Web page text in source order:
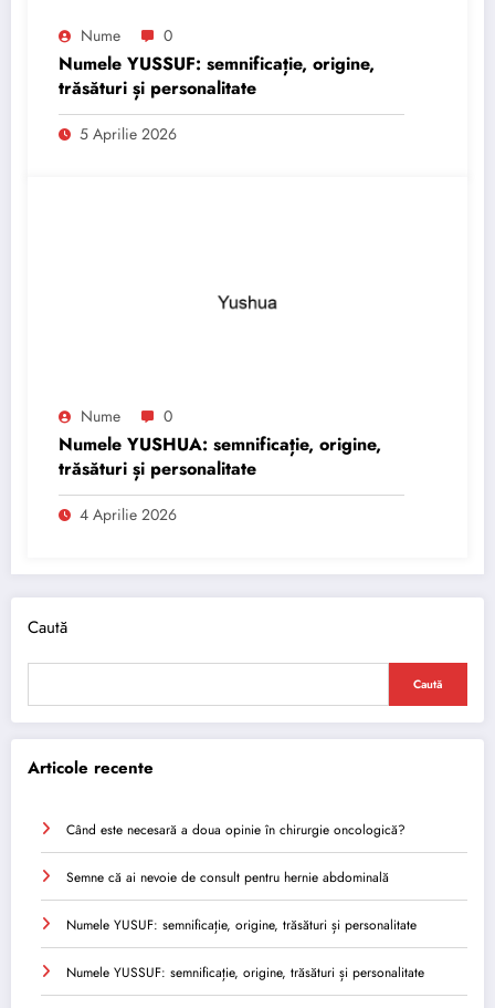
Nume 0
Numele YUSSUF: semnificație, origine,
trăsături și personalitate
5 Aprilie 2026
Nume 0
Numele YUSHUA: semnificație, origine,
trăsături și personalitate
4 Aprilie 2026
Caută
Caută
Articole recente
Când este necesară a doua opinie în chirurgie oncologică?
Semne că ai nevoie de consult pentru hernie abdominală
Numele YUSUF: semnificație, origine, trăsături și personalitate
Numele YUSSUF: semnificație, origine, trăsături și personalitate